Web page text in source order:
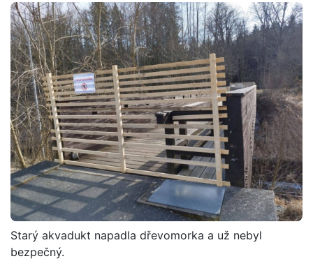
Starý akvadukt napadla dřevomorka a už nebyl
bezpečný.